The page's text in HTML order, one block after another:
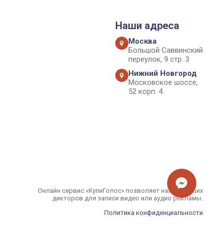
Наши адреса
Москва
Большой Саввинский
переулок, 9 стр. 3
Нижний Новгород
Московское шоссе,
52 корп. 4
Онлайн сервис «КупиГолос» позволяет найти лучших
дикторов для записи видео или аудио рекламы.
Политика конфиденциальности